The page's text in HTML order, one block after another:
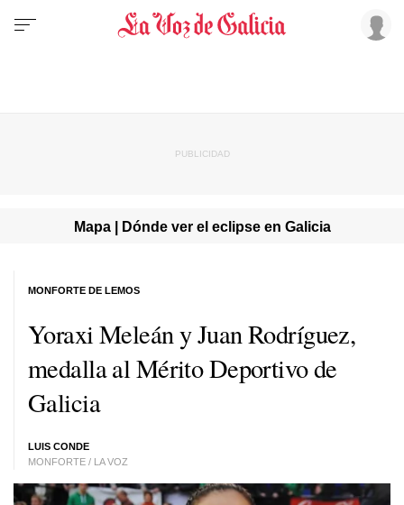
Mapa | Dónde ver el eclipse en Galicia
Yoraxi Meleán y Juan Rodríguez,
medalla al Mérito Deportivo de
Galicia
LUIS CONDE
MONFORTE / LA VOZ
MONFORTE DE LEMOS